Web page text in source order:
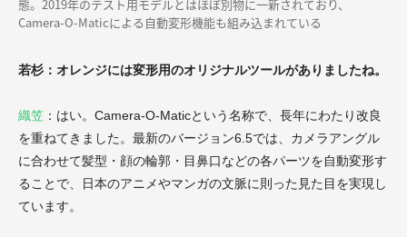
態。2019年のテスト用モデルとはほぼ別物に一新されており、
Camera-O-Maticによる自動変形機能も組み込まれている
若杉：オレンジには変形用のオリジナルツールがありましたね。
織笠 ：はい。Camera-O-Maticという名称で、長年にわたり改良
を重ねてきました。最新のバージョン6.5では、カメラアングル
に合わせて髪型・顔の輪郭・目鼻口などの各パーツを自動変形す
ることで、日本のアニメやマンガの文脈に則った見た目を実現し
ています。